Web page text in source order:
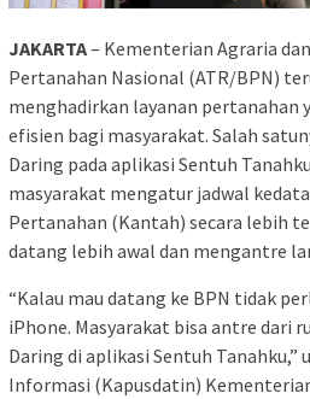
JAKARTA– Kementerian Agraria
Pertanahan Nasional (ATR/BPN)
menghadirkan layanan pertanahan
efisien bagi masyarakat. Salah
Daring pada aplikasi Sentuh
masyarakat mengatur jadwal
Pertanahan (Kantah) secara lebih
datang lebih awal dan mengantre
“Kalau mau datang ke BPN tidak
iPhone. Masyarakat bisa antre dari
Daring di aplikasi Sentuh Tanahku,”
Informasi (Kapusdatin)